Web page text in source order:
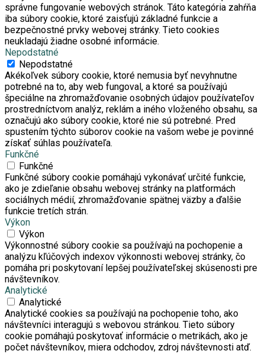
správne fungovanie webových stránok. Táto kategória zahŕňa
iba súbory cookie, ktoré zaisťujú základné funkcie a
bezpečnostné prvky webovej stránky. Tieto cookies
neukladajú žiadne osobné informácie.
Nepodstatné
Nepodstatné
Akékoľvek súbory cookie, ktoré nemusia byť nevyhnutne
potrebné na to, aby web fungoval, a ktoré sa používajú
špeciálne na zhromažďovanie osobných údajov používateľov
prostredníctvom analýz, reklám a iného vloženého obsahu, sa
označujú ako súbory cookie, ktoré nie sú potrebné. Pred
spustením týchto súborov cookie na vašom webe je povinné
získať súhlas používateľa.
Funkčné
Funkčné
Funkčné súbory cookie pomáhajú vykonávať určité funkcie,
ako je zdieľanie obsahu webovej stránky na platformách
sociálnych médií, zhromažďovanie spätnej väzby a ďalšie
funkcie tretích strán.
Výkon
Výkon
Výkonnostné súbory cookie sa používajú na pochopenie a
analýzu kľúčových indexov výkonnosti webovej stránky, čo
pomáha pri poskytovaní lepšej používateľskej skúsenosti pre
návštevníkov.
Analytické
Analytické
Analytické cookies sa používajú na pochopenie toho, ako
návštevníci interagujú s webovou stránkou. Tieto súbory
cookie pomáhajú poskytovať informácie o metrikách, ako je
počet návštevníkov, miera odchodov, zdroj návštevnosti atď.